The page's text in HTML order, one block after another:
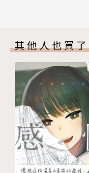
其他人也買了